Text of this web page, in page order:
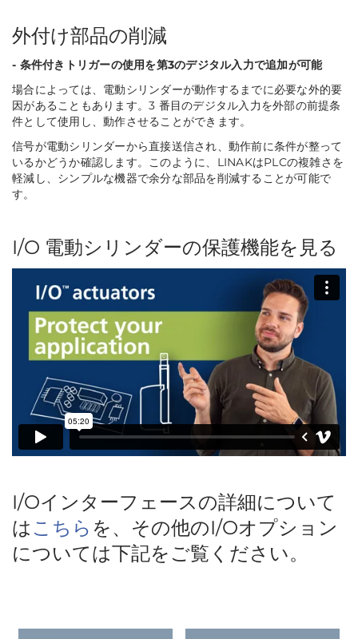
外付け部品の削減
- 条件付きトリガーの使用を第3のデジタル入力で追加が可能
場合によっては、電動シリンダーが動作するまでに必要な外的要
因があることもあります。3 番目のデジタル入力を外部の前提条
件として使用し、動作させることができます。
信号が電動シリンダーから直接送信され、動作前に条件が整って
いるかどうか確認します。このように、LINAKはPLCの複雑さを
軽減し、シンプルな機器で余分な部品を削減することが可能で
す。
I/O 電動シリンダーの保護機能を見る
I/Oインターフェースの詳細について
は こちら を、その他のI/Oオプション
については下記をご覧ください。